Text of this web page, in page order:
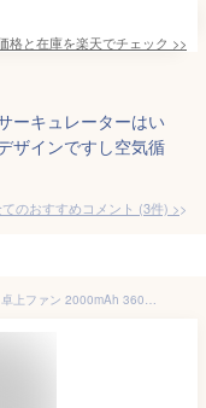
格と在庫を楽天でチェック >>
ーキュレーターはい
ザインですし空気循
のおすすめコメント (3件) >
卓上 扇風機 卓上 小型扇風機 卓上扇風機 ミニ 卓上ファン 2000mAh 360度角度調整 静音 キャンプ 強力 強風 コンパクト おしゃれ アウトドア オフィス 熱中症対策 冷感